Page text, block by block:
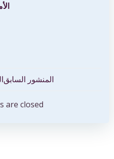
المقالات
المنشور السابق
are closed